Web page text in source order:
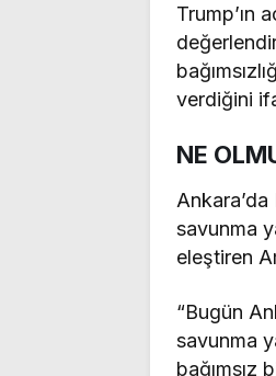
Trump’ın
verdiğini
NE
savunma
eleştiren
“Bugün
savunma
bağımsız